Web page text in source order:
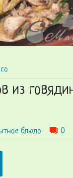
из
блюдо 0